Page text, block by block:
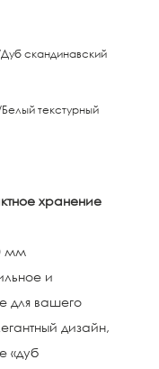
скандинавский
текстурный
хранение
мм
и
для вашего
дизайн,
«дуб